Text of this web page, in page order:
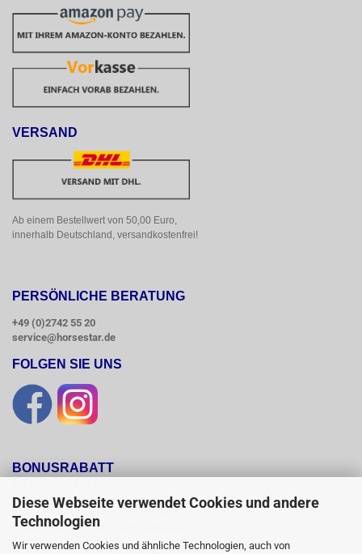
Diese Webseite verwendet Cookies und andere
Technologien
Wir verwenden Cookies und ähnliche Technologien, auch von
VERSAND
Ab einem Bestellwert von 50,00 Euro,
innerhalb Deutschland, versandkostenfrei!
PERSÖNLICHE BERATUNG
+49 (0)2742 55 20
service@horsestar.de
FOLGEN SIE UNS
BONUSRABATT
Bonusrabatt.
Ab einem Bestellwert von 250,00 Euro
erhalten Sie 10 %, ab einem Bestellwert
von 500,00 Euro erhalten Sie 12% und ab